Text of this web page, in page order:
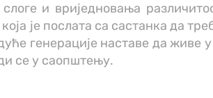
и вриједновања
је послата са састанка да
генерације наставе да живе
се у саопштењу.